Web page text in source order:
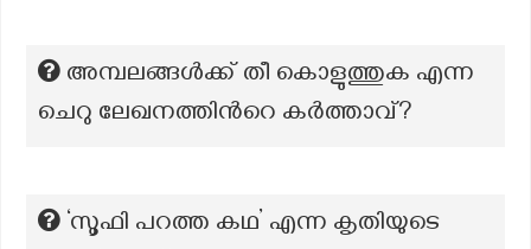
അമ്പലങ്ങൾക്ക് തീ കൊളുത്തുക എന്ന
ചെറു ലേഖനത്തിന്‍റെ കർത്താവ്?
‘സൂഫി പറത്ത കഥ’ എന്ന കൃതിയുടെ